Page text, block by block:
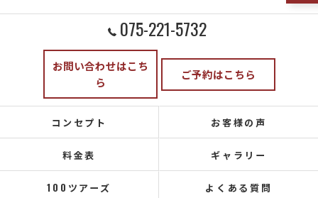
075-221-5732
お問い合わせはこち
ら
ご予約はこちら
コンセプト お客様の声
料金表 ギャラリー
100ツアーズ よくある質問